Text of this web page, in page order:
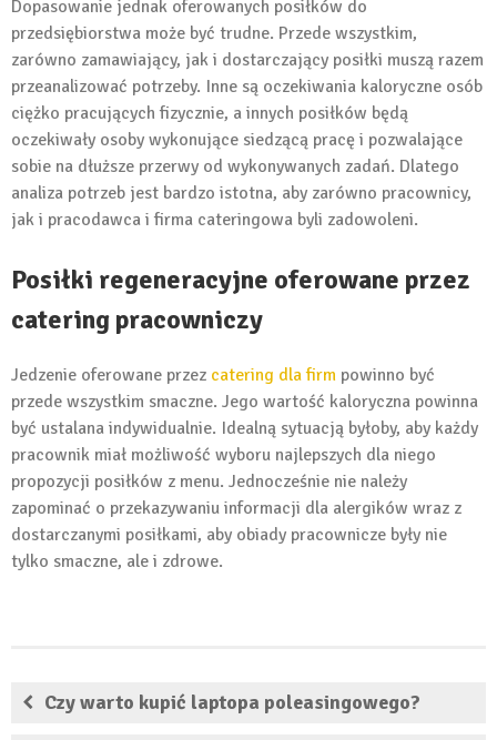
Dopasowanie jednak oferowanych posiłków do
przedsiębiorstwa może być trudne. Przede wszystkim,
zarówno zamawiający, jak i dostarczający posiłki muszą razem
przeanalizować potrzeby. Inne są oczekiwania kaloryczne osób
ciężko pracujących fizycznie, a innych posiłków będą
oczekiwały osoby wykonujące siedzącą pracę i pozwalające
sobie na dłuższe przerwy od wykonywanych zadań. Dlatego
analiza potrzeb jest bardzo istotna, aby zarówno pracownicy,
jak i pracodawca i firma cateringowa byli zadowoleni.
Posiłki regeneracyjne oferowane przez
catering pracowniczy
Jedzenie oferowane przez catering dla firm powinno być
przede wszystkim smaczne. Jego wartość kaloryczna powinna
być ustalana indywidualnie. Idealną sytuacją byłoby, aby każdy
pracownik miał możliwość wyboru najlepszych dla niego
propozycji posiłków z menu. Jednocześnie nie należy
zapominać o przekazywaniu informacji dla alergików wraz z
dostarczanymi posiłkami, aby obiady pracownicze były nie
tylko smaczne, ale i zdrowe.
Czy warto kupić laptopa poleasingowego?